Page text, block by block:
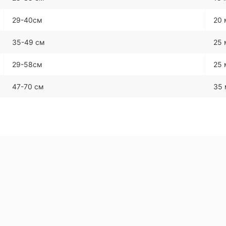
29-40см 20
35-49 см 25
29-58см 25
47-70 см 35